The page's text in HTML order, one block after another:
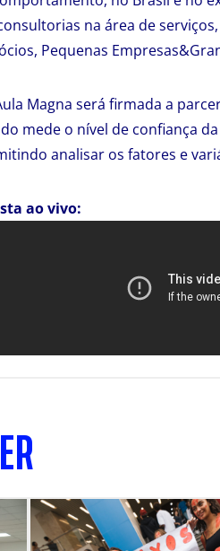
na área de
Pequenas
Magna será firmada a
mede o nível de confiança
analisar os fatores e
ao vivo: